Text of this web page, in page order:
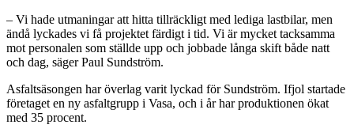
– Vi hade utmaningar att hitta tillräckligt med lediga lastbilar, men
ändå lyckades vi få projektet färdigt i tid. Vi är mycket tacksamma
mot personalen som ställde upp och jobbade långa skift både natt
och dag, säger Paul Sundström.
Asfaltsäsongen har överlag varit lyckad för Sundström. Ifjol startade
företaget en ny asfaltgrupp i Vasa, och i år har produktionen ökat
med 35 procent.